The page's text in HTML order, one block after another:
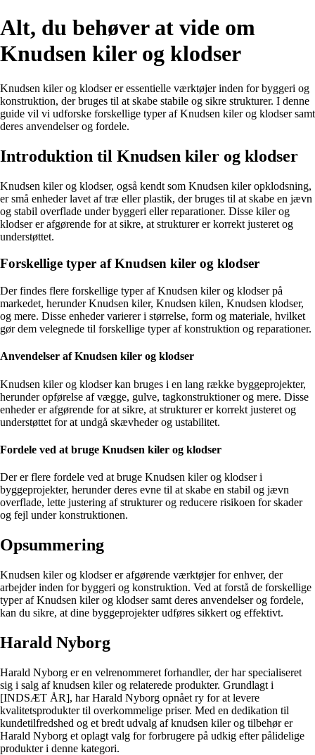
Alt, du behøver at vide om
Knudsen kiler og klodser
Knudsen kiler og klodser er essentielle værktøjer inden for byggeri og
konstruktion, der bruges til at skabe stabile og sikre strukturer. I denne
guide vil vi udforske forskellige typer af Knudsen kiler og klodser samt
deres anvendelser og fordele.
Introduktion til Knudsen kiler og klodser
Knudsen kiler og klodser, også kendt som Knudsen kiler opklodsning,
er små enheder lavet af træ eller plastik, der bruges til at skabe en jævn
og stabil overflade under byggeri eller reparationer. Disse kiler og
klodser er afgørende for at sikre, at strukturer er korrekt justeret og
understøttet.
Forskellige typer af Knudsen kiler og klodser
Der findes flere forskellige typer af Knudsen kiler og klodser på
markedet, herunder Knudsen kiler, Knudsen kilen, Knudsen klodser,
og mere. Disse enheder varierer i størrelse, form og materiale, hvilket
gør dem velegnede til forskellige typer af konstruktion og reparationer.
Anvendelser af Knudsen kiler og klodser
Knudsen kiler og klodser kan bruges i en lang række byggeprojekter,
herunder opførelse af vægge, gulve, tagkonstruktioner og mere. Disse
enheder er afgørende for at sikre, at strukturer er korrekt justeret og
understøttet for at undgå skævheder og ustabilitet.
Fordele ved at bruge Knudsen kiler og klodser
Der er flere fordele ved at bruge Knudsen kiler og klodser i
byggeprojekter, herunder deres evne til at skabe en stabil og jævn
overflade, lette justering af strukturer og reducere risikoen for skader
og fejl under konstruktionen.
Opsummering
Knudsen kiler og klodser er afgørende værktøjer for enhver, der
arbejder inden for byggeri og konstruktion. Ved at forstå de forskellige
typer af Knudsen kiler og klodser samt deres anvendelser og fordele,
kan du sikre, at dine byggeprojekter udføres sikkert og effektivt.
Harald Nyborg
Harald Nyborg er en velrenommeret forhandler, der har specialiseret
sig i salg af knudsen kiler og relaterede produkter. Grundlagt i
[INDSÆT ÅR], har Harald Nyborg opnået ry for at levere
kvalitetsprodukter til overkommelige priser. Med en dedikation til
kundetilfredshed og et bredt udvalg af knudsen kiler og tilbehør er
Harald Nyborg et oplagt valg for forbrugere på udkig efter pålidelige
produkter i denne kategori.